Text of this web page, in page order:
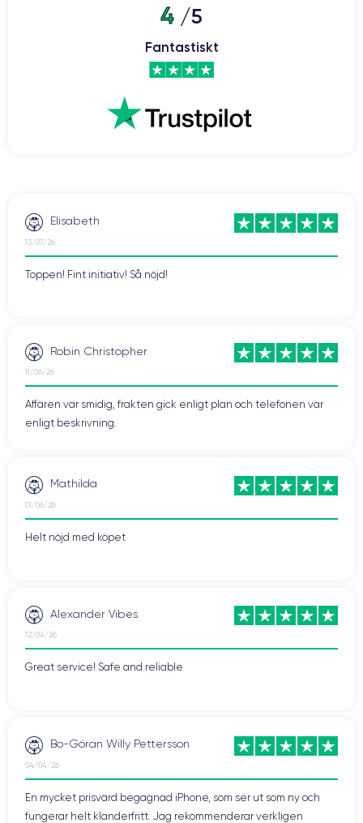
4 /5
Fantastiskt
Elisabeth
13/07/26
Toppen! Fint initiativ! Så nöjd!
Robin Christopher
11/06/26
Affären var smidig, frakten gick enligt plan och telefonen var
enligt beskrivning.
Mathilda
01/06/26
Helt nöjd med köpet
Alexander Vibes
12/04/26
Great service! Safe and reliable
Bo-Göran Willy Pettersson
04/04/26
En mycket prisvärd begagnad iPhone, som ser ut som ny och
fungerar helt klanderfritt. Jag rekommenderar verkligen